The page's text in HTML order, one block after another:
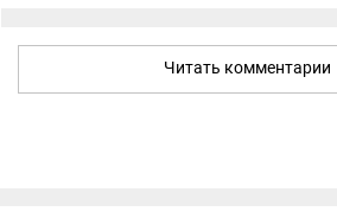
Читать комментарии